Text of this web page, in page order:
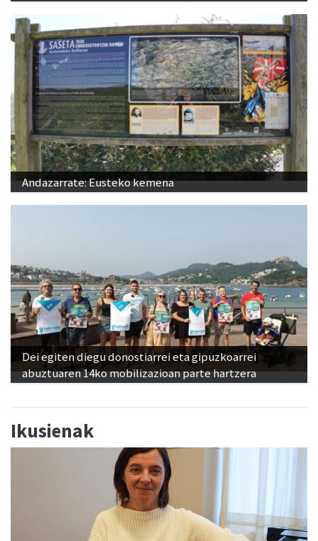
Andazarrate: Eusteko kemena
Dei egiten diegu donostiarrei eta gipuzkoarrei
abuztuaren 14ko mobilizazioan parte hartzera
Ikusienak